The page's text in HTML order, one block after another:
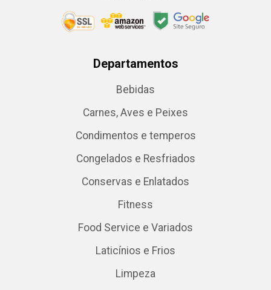
Departamentos
Bebidas
Carnes, Aves e Peixes
Condimentos e temperos
Congelados e Resfriados
Conservas e Enlatados
Fitness
Food Service e Variados
Laticínios e Frios
Limpeza